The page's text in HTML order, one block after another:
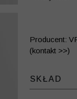
Producent:
(kontakt >>)
SKŁAD